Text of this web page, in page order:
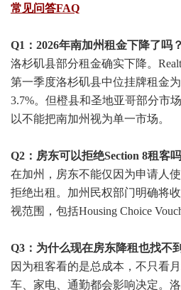
常见问答FAQ
Q1：2026年南加州租金下降了吗？
洛杉矶县部分租金确实下降。
第一季度洛杉矶县中位挂牌租金
3.7%。但橙县和圣地亚哥部分市
以不能把南加州视为单一市场。
Q2：房东可以拒绝Section 8租客
在加州，房东不能仅因为申请人
拒绝出租。加州民权部门明确将
视范围，包括Housing Choice
Q3：为什么现在房东降租也找不
因为租客看的是总成本，不只看
车、家电、通勤都会影响决定。